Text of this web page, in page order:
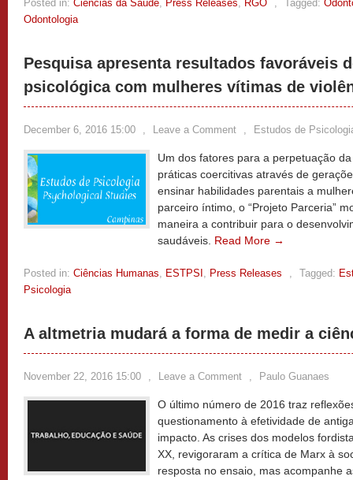
Posted in: Ciências da Saúde, Press Releases, RGO , Tagged:
Odontologia
Pesquisa apresenta resultados favoráveis
psicológica com mulheres vítimas de
December 6, 2016 15:00 , Leave a Comment , Estudos de
Um dos fatores para a perpetuação
práticas coercitivas através de
ensinar habilidades parentais a
parceiro íntimo, o “Projeto Parceria”
maneira a contribuir para o
saudáveis. Read More →
Posted in: Ciências Humanas, ESTPSI , Press Releases , Tagged:
Psicologia
A altmetria mudará a forma de medir a
November 22, 2016 15:00 , Leave a Comment , Paulo Guanaes
O último número de 2016 traz
questionamento à efetividade de
impacto. As crises dos modelos
XX, revigoraram a crítica de Marx à
resposta no ensaio, mas acompanhe